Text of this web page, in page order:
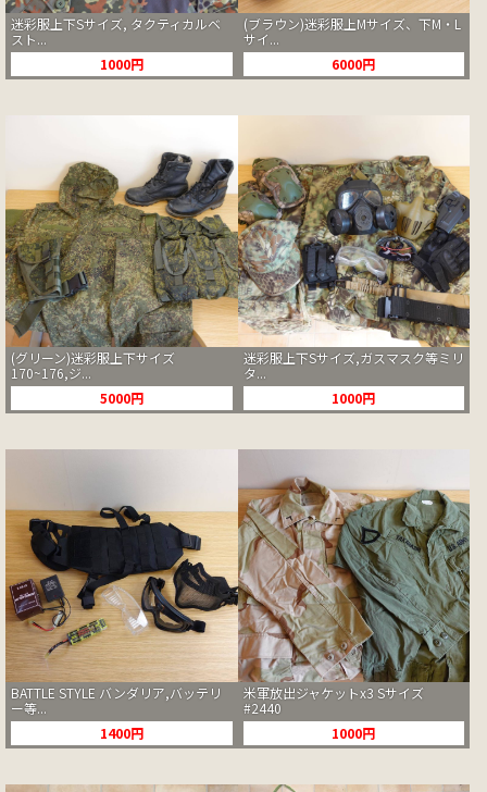
迷彩服上下Sサイズ, タクティカルベ
スト...
1000円
(ブラウン)迷彩服上Mサイズ、下M・L
サイ...
6000円
(グリーン)迷彩服上下サイズ
170~176,ジ...
5000円
迷彩服上下Sサイズ,ガスマスク等ミリ
タ...
1000円
BATTLE STYLE バンダリア,バッテリ
ー等...
1400円
米軍放出ジャケットx3 Sサイズ
#2440
1000円